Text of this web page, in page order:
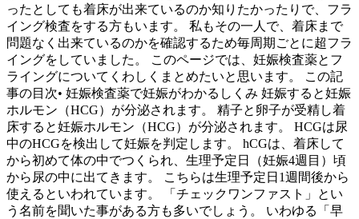
ったとしても着床が出来ているのか知りたかったりで、フラ
イング検査をする方もいます。 私もその一人で、着床まで
問題なく出来ているのかを確認するため毎周期ごとに超フラ
イングをしていました。 このページでは、妊娠検査薬とフ
ライングについてくわしくまとめたいと思います。 この記
事の目次• 妊娠検査薬で妊娠がわかるしくみ 妊娠すると妊娠
ホルモン（HCG）が分泌されます。 精子と卵子が受精し着
床すると妊娠ホルモン（HCG）が分泌されます。 HCGは尿
中のHCGを検出して妊娠を判定します。 hCGは、着床して
から初めて体の中でつくられ、生理予定日（妊娠4週目）頃
から尿の中に出てきます。 こちらは生理予定日1週間後から
使えるといわれています。 「チェックワンファスト」とい
う名前を聞いた事がある方も多いでしょう。 いわゆる「早